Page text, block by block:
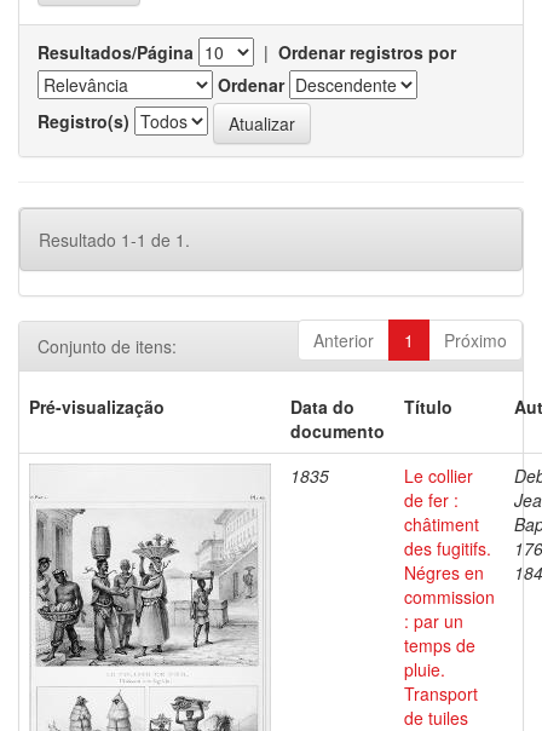
Resultados/Página | Ordenar registros por
Ordenar
Registro(s)
Resultado 1-1 de 1.
Anterior 1 Próximo
Conjunto de itens:
Pré-visualização
Data do
documento
Título
1835
Le collier
de fer :
châtiment
des fugitifs.
Négres en
commission
: par un
temps de
pluie.
Transport
de tuiles